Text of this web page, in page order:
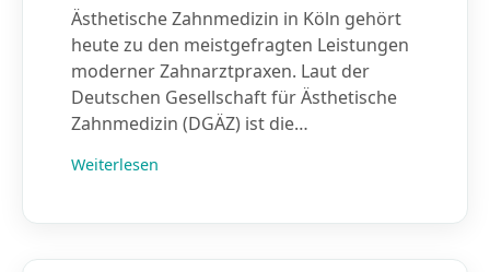
Ästhetische Zahnmedizin in Köln gehört
heute zu den meistgefragten Leistungen
moderner Zahnarztpraxen. Laut der
Deutschen Gesellschaft für Ästhetische
Zahnmedizin (DGÄZ) ist die…
Weiterlesen